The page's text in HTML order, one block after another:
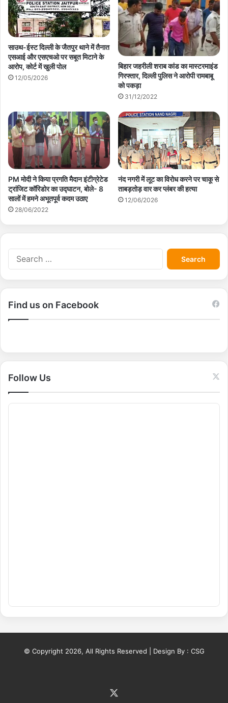
साउथ-ईस्ट दिल्ली के जैतपुर थाने में तैनात
एसआई और एसएचओ पर सबूत मिटाने के
आरोप, कोर्ट में खुली पोल
12/05/2026
बिहार जहरीली शराब कांड का मास्टरमाइंड
गिरफ्तार, दिल्ली पुलिस ने आरोपी रामबाबू
को पकड़ा
31/12/2022
PM मोदी ने किया प्रगति मैदान इंटीग्रेटेड
ट्रांजिट कॉरिडोर का उद्घाटन, बोले- 8
सालों में हमने अभूतपूर्व कदम उठाए
28/06/2022
नंद नगरी में लूट का विरोध करने पर चाकू से
ताबड़तोड़ वार कर प्लंबर की हत्या
12/06/2026
S
e
a
r
r
:
Find us on Facebook
Follow Us
© Copyright 2026, All Rights Reserved | Design By : CSG